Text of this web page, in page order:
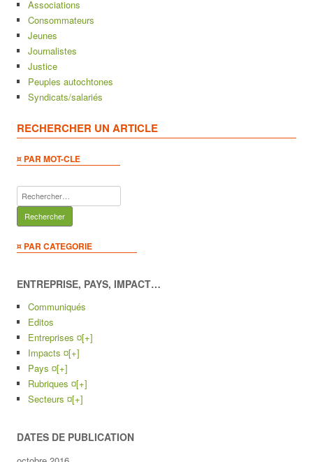
Associations
Consommateurs
Jeunes
Journalistes
Justice
Peuples autochtones
Syndicats/salariés
RECHERCHER UN ARTICLE
¤ PAR MOT-CLE
Rechercher :
¤ PAR CATEGORIE
ENTREPRISE, PAYS, IMPACT…
Communiqués
Editos
Entreprises ¤[+]
Impacts ¤[+]
Pays ¤[+]
Rubriques ¤[+]
Secteurs ¤[+]
DATES DE PUBLICATION